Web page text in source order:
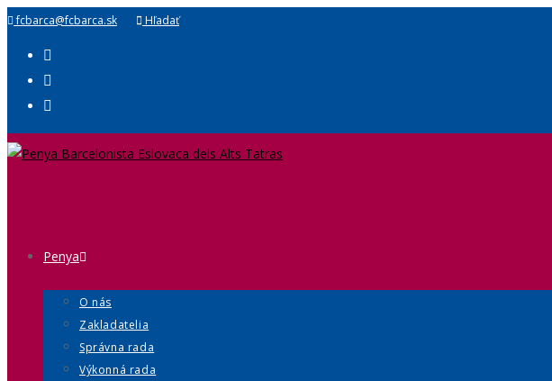
fcbarca@fcbarca.sk Hľadať
Penya
O nás
Zakladatelia
Správna rada
Výkonná rada